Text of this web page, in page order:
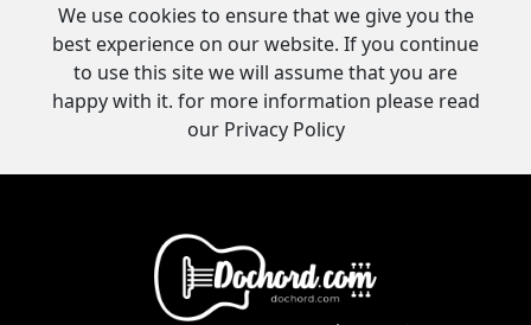
We use cookies to ensure that we give you the
best experience on our website. If you continue
to use this site we will assume that you are
happy with it. for more information please read
our Privacy Policy